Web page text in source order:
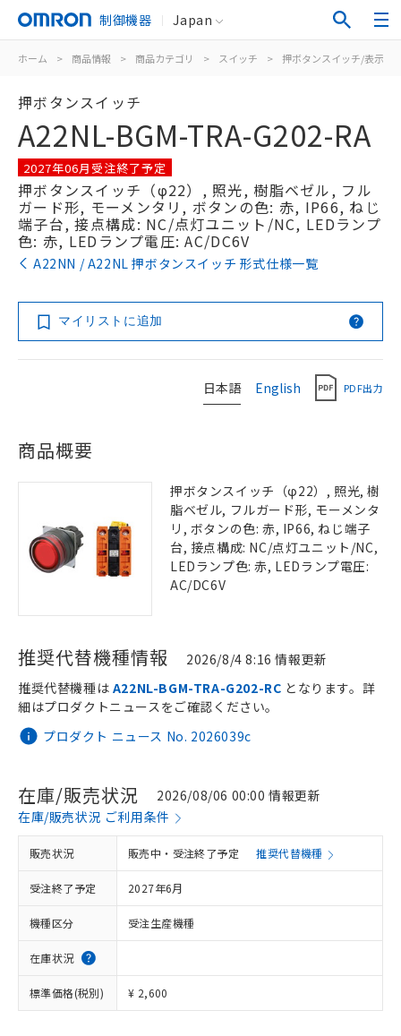
制御機器 Japan
ホーム > 商品情報 > 商品カテゴリ > スイッチ > 押ボタンスイッチ/表示灯
押ボタンスイッチ
A22NL-BGM-TRA-G202-RA
2027年06月受注終了予定
押ボタンスイッチ（φ22）, 照光, 樹脂ベゼル, フル
ガード形, モーメンタリ, ボタンの色: 赤, IP66, ねじ
端子台, 接点構成: NC/点灯ユニット/NC, LEDランプ
色: 赤, LEDランプ電圧: AC/DC6V
A22NN / A22NL 押ボタンスイッチ 形式仕様一覧
マイリストに追加
日本語 English PDF出力
商品概要
押ボタンスイッチ（φ22）, 照光, 樹
脂ベゼル, フルガード形, モーメンタ
リ, ボタンの色: 赤, IP66, ねじ端子
台, 接点構成: NC/点灯ユニット/NC,
LEDランプ色: 赤, LEDランプ電圧:
AC/DC6V
推奨代替機種情報 2026/8/4 8:16 情報更新
プロダクト ニュース No. 2026039c
推奨代替機種は A22NL-BGM-TRA-G202-RC となります。詳
細はプロダクトニュースをご確認ください。
在庫/販売状況
2026/08/06 00:00 情報更新
在庫/販売状況 ご利用条件
販売状況 販売中・受注終了予定 推奨代替機種
受注終了予定 2027年6月
機種区分 受注生産機種
在庫状況
標準価格(税別) ¥ 2,600